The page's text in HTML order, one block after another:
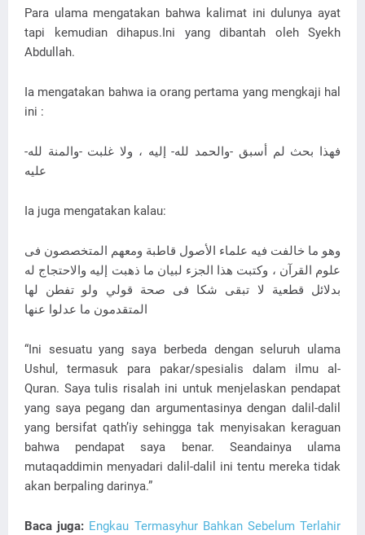
Para ulama mengatakan bahwa kalimat ini dulunya ayat
tapi kemudian dihapus.Ini yang dibantah oleh Syekh
Abdullah.
Ia mengatakan bahwa ia orang pertama yang mengkaji hal
ini :
فهذا بحث لم أسبق -والحمد لله- إليه ، ولا غلبت -والمنة لله-
عليه
Ia juga mengatakan kalau:
وهو ما خالفت فيه علماء الأصول قاطبة ومعهم المتخصصون فى
علوم القرآن ، وكتبت هذا الجزء لبيان ما ذهبت إليه والاحتجاج له
بدلائل قطعية لا تبقى شكا فى صحة قولي ولو تفطن لها
المتقدمون ما عدلوا عنها
“Ini sesuatu yang saya berbeda dengan seluruh ulama
Ushul, termasuk para pakar/spesialis dalam ilmu al-
Quran. Saya tulis risalah ini untuk menjelaskan pendapat
yang saya pegang dan argumentasinya dengan dalil-dalil
yang bersifat qath’iy sehingga tak menyisakan keraguan
bahwa pendapat saya benar. Seandainya ulama
mutaqaddimin menyadari dalil-dalil ini tentu mereka tidak
akan berpaling darinya.”
Baca juga: Engkau Termasyhur Bahkan Sebelum Terlahir